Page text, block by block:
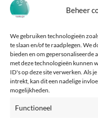
Beheer
We gebruiken technologieën
te slaan en/of te raadplegen. We
bieden en om gepersonaliseerde
met deze technologieën kunnen
ID's op deze site verwerken. Als
intrekt, kan dit een nadelige
mogelijkheden.
Functioneel